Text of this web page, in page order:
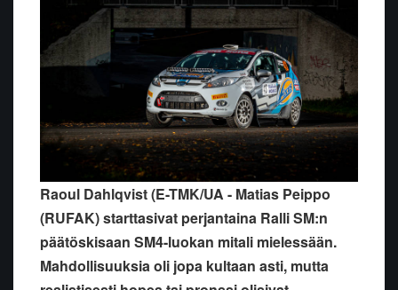
Raoul Dahlqvist (E-TMK/UA - Matias Peippo
(RUFAK) starttasivat perjantaina Ralli SM:n
päätöskisaan SM4-luokan mitali mielessään.
Mahdollisuuksia oli jopa kultaan asti, mutta